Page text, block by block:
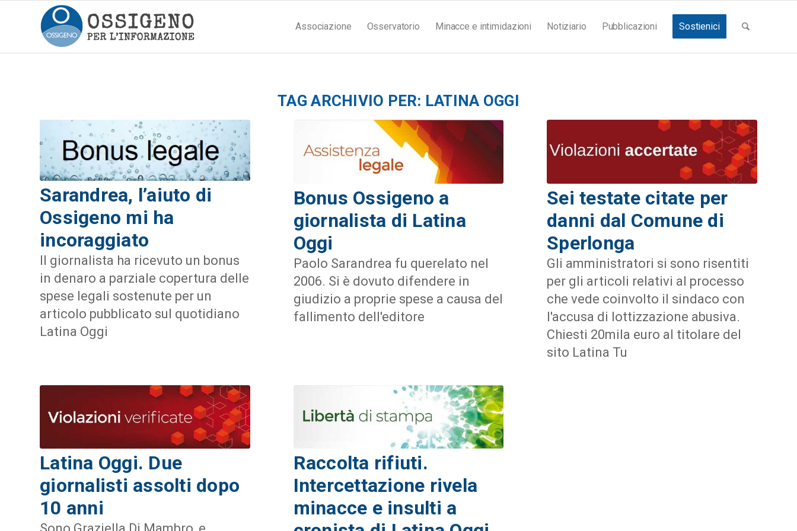
Associazione Osservatorio Minacce e intimidazioni Notiziario Pubblicazioni Sostienici
TAG ARCHIVIO PER: LATINA OGGI
Sarandrea, l’aiuto di
Ossigeno mi ha
incoraggiato
Il giornalista ha ricevuto un bonus
in denaro a parziale copertura delle
spese legali sostenute per un
articolo pubblicato sul quotidiano
Latina Oggi
Bonus Ossigeno a
giornalista di Latina
Oggi
Paolo Sarandrea fu querelato nel
2006. Si è dovuto difendere in
giudizio a proprie spese a causa del
fallimento dell'editore
Sei testate citate per
danni dal Comune di
Sperlonga
Gli amministratori si sono risentiti
per gli articoli relativi al processo
che vede coinvolto il sindaco con
l'accusa di lottizzazione abusiva.
Chiesti 20mila euro al titolare del
sito Latina Tu
Latina Oggi. Due
giornalisti assolti dopo
10 anni
Raccolta rifiuti.
Intercettazione rivela
minacce e insulti a